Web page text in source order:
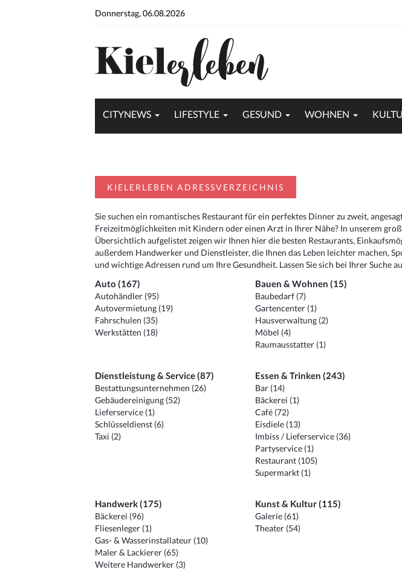
Donnerstag, 06.08.2026
CITYNEWS LIFESTYLE GESUND WOHNEN
KIELERLEBEN ADRESSVERZEICHNIS
Sie suchen ein romantisches Restaurant für ein perfektes Dinner zu zweit,
Freizeitmöglichkeiten mit Kindern oder einen Arzt in Ihrer Nähe? In unserem
Übersichtlich aufgelistet zeigen wir Ihnen hier die besten Restaurants,
außerdem Handwerker und Dienstleister, die Ihnen das Leben leichter machen,
und wichtige Adressen rund um Ihre Gesundheit. Lassen Sie sich bei Ihrer
Auto (167)
Autohändler (95)
Autovermietung (19)
Fahrschulen (35)
Werkstätten (18)
Bauen & Wohnen (15)
Baubedarf (7)
Gartencenter (1)
Hausverwaltung (2)
Möbel (4)
Raumausstatter (1)
Dienstleistung & Service (87)
Bestattungsunternehmen (26)
Gebäudereinigung (52)
Lieferservice (1)
Schlüsseldienst (6)
Taxi (2)
Essen & Trinken (243)
Bar (14)
Bäckerei (1)
Café (72)
Eisdiele (13)
Imbiss / Lieferservice (36)
Partyservice (1)
Restaurant (105)
Supermarkt (1)
Handwerk (175)
Bäckerei (96)
Fliesenleger (1)
Gas- & Wasserinstallateur (10)
Maler & Lackierer (65)
Weitere Handwerker (3)
Kunst & Kultur (115)
Galerie (61)
Theater (54)